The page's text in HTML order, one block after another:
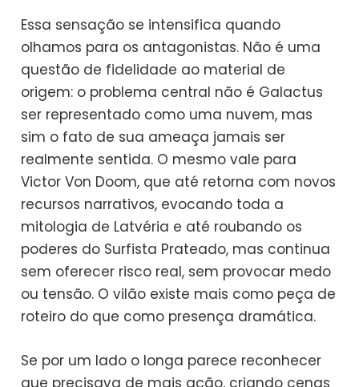
Essa sensação se intensifica quando
olhamos para os antagonistas. Não é uma
questão de fidelidade ao material de
origem: o problema central não é Galactus
ser representado como uma nuvem, mas
sim o fato de sua ameaça jamais ser
realmente sentida. O mesmo vale para
Victor Von Doom, que até retorna com novos
recursos narrativos, evocando toda a
mitologia de Latvéria e até roubando os
poderes do Surfista Prateado, mas continua
sem oferecer risco real, sem provocar medo
ou tensão. O vilão existe mais como peça de
roteiro do que como presença dramática.
Se por um lado o longa parece reconhecer